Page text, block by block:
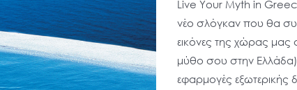
Live Your Myth in
νέο σλόγκαν που θα
εικόνες της χώρας
μύθο σου στην Ελλάδα).
εφαρμογές εξωτερικής